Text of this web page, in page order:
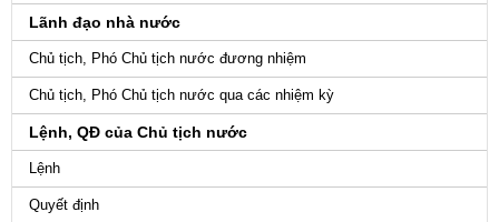
Lãnh đạo nhà nước
Chủ tịch, Phó Chủ tịch nước đương nhiệm
Chủ tịch, Phó Chủ tịch nước qua các nhiệm kỳ
Lệnh, QĐ của Chủ tịch nước
Lệnh
Quyết định